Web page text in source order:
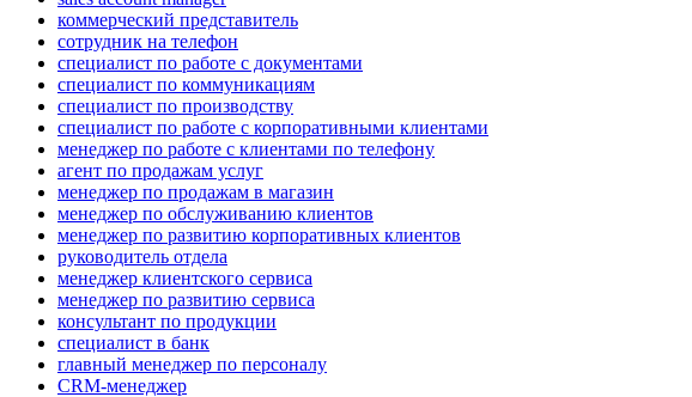
коммерческий представитель
сотрудник на телефон
специалист по работе с документами
специалист по коммуникациям
специалист по производству
специалист по работе с корпоративными клиентами
менеджер по работе с клиентами по телефону
агент по продажам услуг
менеджер по продажам в магазин
менеджер по обслуживанию клиентов
менеджер по развитию корпоративных клиентов
руководитель отдела
менеджер клиентского сервиса
менеджер по развитию сервиса
консультант по продукции
специалист в банк
главный менеджер по персоналу
CRM-менеджер